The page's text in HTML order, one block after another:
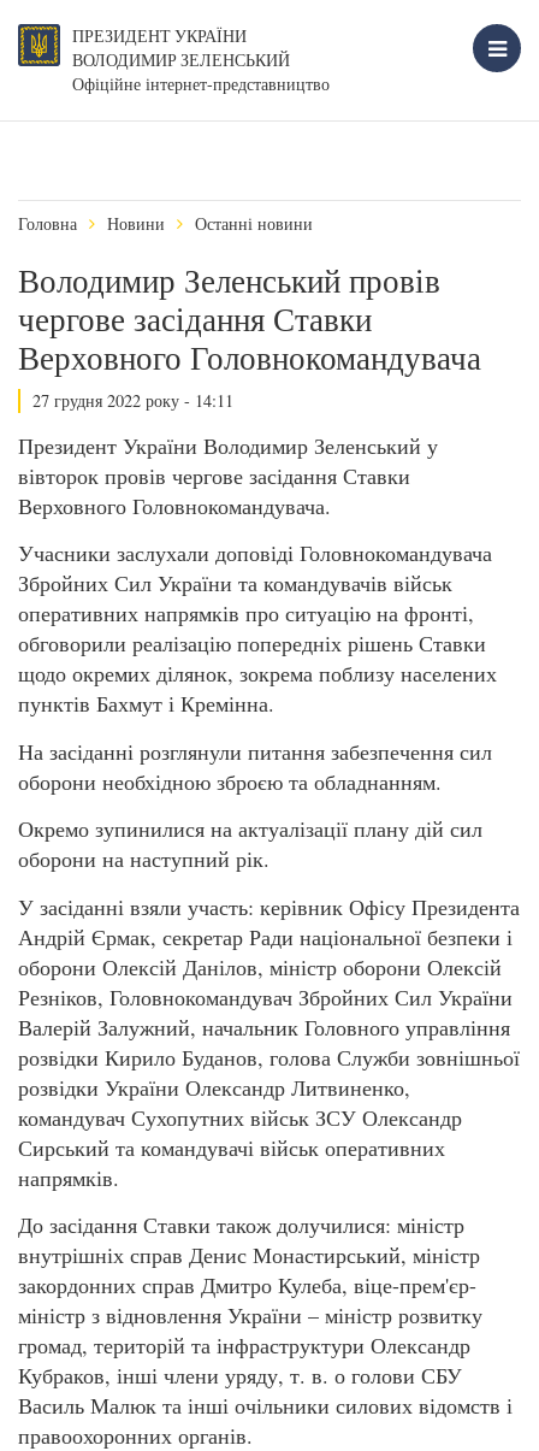
ПРЕЗИДЕНТ УКРАЇНИ
ВОЛОДИМИР ЗЕЛЕНСЬКИЙ
Офіційне інтернет-представництво
Головна Новини Останні новини
Володимир Зеленський провів
чергове засідання Ставки
Верховного Головнокомандувача
27 грудня 2022 року - 14:11
Президент України Володимир Зеленський у
вівторок провів чергове засідання Ставки
Верховного Головнокомандувача.
Учасники заслухали доповіді Головнокомандувача
Збройних Сил України та командувачів військ
оперативних напрямків про ситуацію на фронті,
обговорили реалізацію попередніх рішень Ставки
щодо окремих ділянок, зокрема поблизу населених
пунктів Бахмут і Кремінна.
На засіданні розглянули питання забезпечення сил
оборони необхідною зброєю та обладнанням.
Окремо зупинилися на актуалізації плану дій сил
оборони на наступний рік.
У засіданні взяли участь: керівник Офісу Президента
Андрій Єрмак, секретар Ради національної безпеки і
оборони Олексій Данілов, міністр оборони Олексій
Резніков, Головнокомандувач Збройних Сил України
Валерій Залужний, начальник Головного управління
розвідки Кирило Буданов, голова Служби зовнішньої
розвідки України Олександр Литвиненко,
командувач Сухопутних військ ЗСУ Олександр
Сирський та командувачі військ оперативних
напрямків.
До засідання Ставки також долучилися: міністр
внутрішніх справ Денис Монастирський, міністр
закордонних справ Дмитро Кулеба, віце-прем'єр-
міністр з відновлення України – міністр розвитку
громад, територій та інфраструктури Олександр
Кубраков, інші члени уряду, т. в. о голови СБУ
Василь Малюк та інші очільники силових відомств і
правоохоронних органів.